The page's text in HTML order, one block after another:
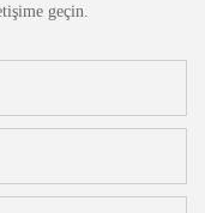
geçin.